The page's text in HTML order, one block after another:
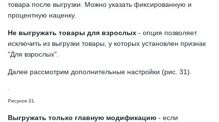
товара после выгрузки. Можно указать фиксированную и
процентную наценку.
Не выгружать товары для взрослых - опция позволяет
исключить из выгрузки товары, у которых установлен признак
"Для взрослых".
Далее рассмотрим дополнительные настройки (рис. 31).
Рисунок 31.
Выгружать только главную модификацию - если